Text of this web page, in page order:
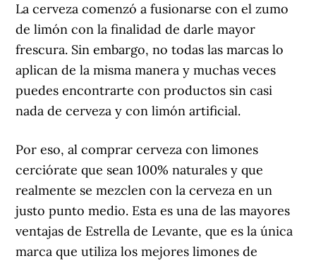
La cerveza comenzó a fusionarse con el zumo
de limón con la finalidad de darle mayor
frescura. Sin embargo, no todas las marcas lo
aplican de la misma manera y muchas veces
puedes encontrarte con productos sin casi
nada de cerveza y con limón artificial.
Por eso, al comprar cerveza con limones
cerciórate que sean 100% naturales y que
realmente se mezclen con la cerveza en un
justo punto medio. Esta es una de las mayores
ventajas de Estrella de Levante, que es la única
marca que utiliza los mejores limones de